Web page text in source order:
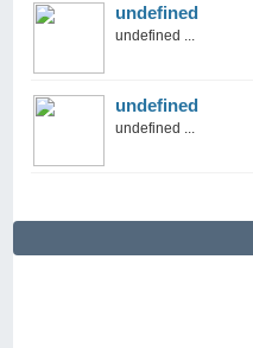
undefined
undefined ...
undefined
undefined ...